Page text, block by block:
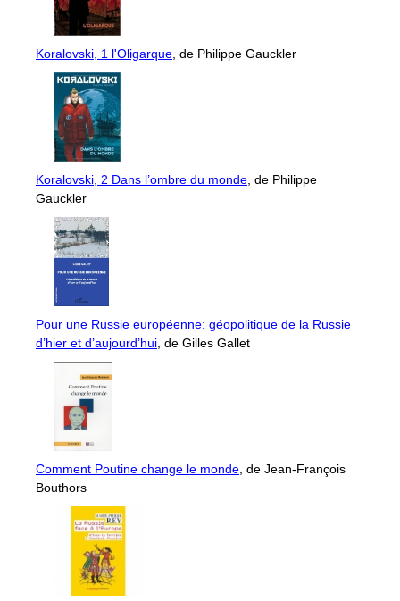
Koralovski, 1 l'Oligarque, de Philippe Gauckler
Koralovski, 2 Dans l’ombre du monde, de Philippe
Gauckler
Pour une Russie européenne: géopolitique de la Russie
d’hier et d’aujourd’hui, de Gilles Gallet
Comment Poutine change le monde, de Jean-François
Bouthors